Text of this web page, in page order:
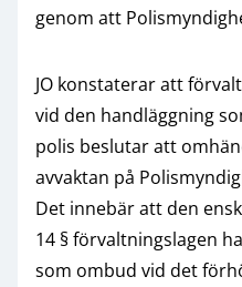
genom att
JO konstaterar att
vid den handläggning
polis beslutar att
avvaktan på
Det innebär att den
14 § förvaltningslagen
som ombud vid det